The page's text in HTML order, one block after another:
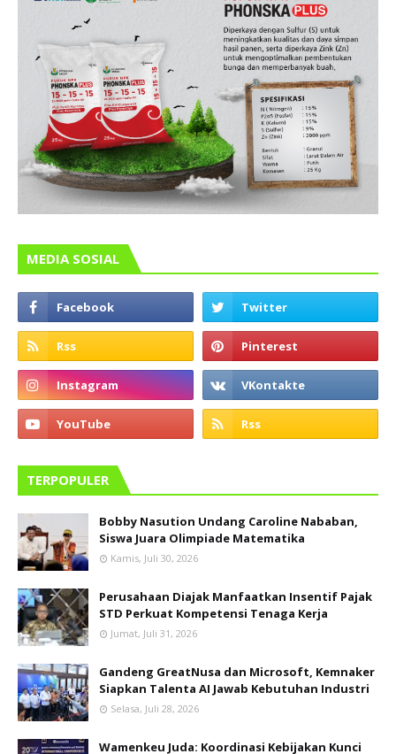
MEDIA SOSIAL
TERPOPULER
Bobby Nasution Undang Caroline Nababan,
Siswa Juara Olimpiade Matematika
Kamis, Juli 30, 2026
Perusahaan Diajak Manfaatkan Insentif Pajak
STD Perkuat Kompetensi Tenaga Kerja
Jumat, Juli 31, 2026
Gandeng GreatNusa dan Microsoft, Kemnaker
Siapkan Talenta AI Jawab Kebutuhan Industri
Selasa, Juli 28, 2026
Wamenkeu Juda: Koordinasi Kebijakan Kunci